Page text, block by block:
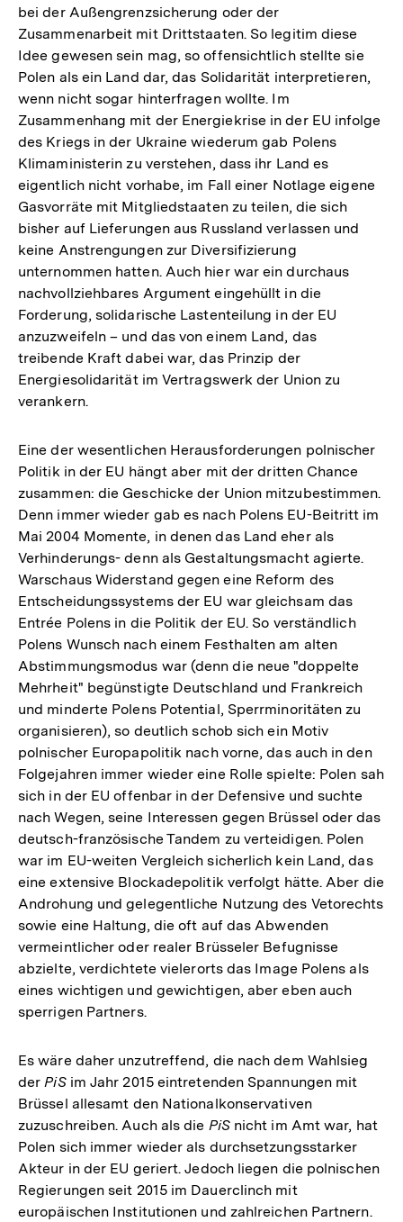
bei der Außengrenzsicherung oder der
Zusammenarbeit mit Drittstaaten. So legitim diese
Idee gewesen sein mag, so offensichtlich stellte sie
Polen als ein Land dar, das Solidarität interpretieren,
wenn nicht sogar hinterfragen wollte. Im
Zusammenhang mit der Energiekrise in der EU infolge
des Kriegs in der Ukraine wiederum gab Polens
Klimaministerin zu verstehen, dass ihr Land es
eigentlich nicht vorhabe, im Fall einer Notlage eigene
Gasvorräte mit Mitgliedstaaten zu teilen, die sich
bisher auf Lieferungen aus Russland verlassen und
keine Anstrengungen zur Diversifizierung
unternommen hatten. Auch hier war ein durchaus
nachvollziehbares Argument eingehüllt in die
Forderung, solidarische Lastenteilung in der EU
anzuzweifeln – und das von einem Land, das
treibende Kraft dabei war, das Prinzip der
Energiesolidarität im Vertragswerk der Union zu
verankern.
Eine der wesentlichen Herausforderungen polnischer
Politik in der EU hängt aber mit der dritten Chance
zusammen: die Geschicke der Union mitzubestimmen.
Denn immer wieder gab es nach Polens EU-Beitritt im
Mai 2004 Momente, in denen das Land eher als
Verhinderungs- denn als Gestaltungsmacht agierte.
Warschaus Widerstand gegen eine Reform des
Entscheidungssystems der EU war gleichsam das
Entrée Polens in die Politik der EU. So verständlich
Polens Wunsch nach einem Festhalten am alten
Abstimmungsmodus war (denn die neue "doppelte
Mehrheit" begünstigte Deutschland und Frankreich
und minderte Polens Potential, Sperrminoritäten zu
organisieren), so deutlich schob sich ein Motiv
polnischer Europapolitik nach vorne, das auch in den
Folgejahren immer wieder eine Rolle spielte: Polen sah
sich in der EU offenbar in der Defensive und suchte
nach Wegen, seine Interessen gegen Brüssel oder das
deutsch-französische Tandem zu verteidigen. Polen
war im EU-weiten Vergleich sicherlich kein Land, das
eine extensive Blockadepolitik verfolgt hätte. Aber die
Androhung und gelegentliche Nutzung des Vetorechts
sowie eine Haltung, die oft auf das Abwenden
vermeintlicher oder realer Brüsseler Befugnisse
abzielte, verdichtete vielerorts das Image Polens als
eines wichtigen und gewichtigen, aber eben auch
sperrigen Partners.
Es wäre daher unzutreffend, die nach dem Wahlsieg
derPiSim Jahr 2015 eintretenden Spannungen mit
Brüssel allesamt den Nationalkonservativen
zuzuschreiben. Auch als die PiSnicht im Amt war, hat
Polen sich immer wieder als durchsetzungsstarker
Akteur in der EU geriert. Jedoch liegen die polnischen
Regierungen seit 2015 im Dauerclinch mit
europäischen Institutionen und zahlreichen Partnern.